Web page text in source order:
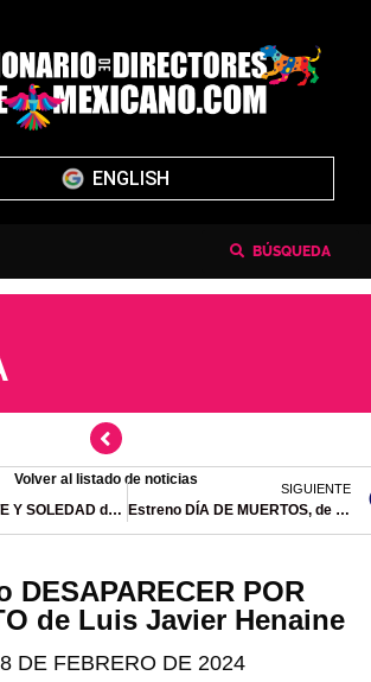
ENGLISH
BÚSQUEDA
Volver al listado de noticias
Estreno DANTE Y SOLEDAD de Alexandra de la Mora
SIGUIENTE
Estreno DÍA DE MUERTOS, de José Medina
DESAPARECER POR
de Luis Javier Henaine
DE FEBRERO DE 2024